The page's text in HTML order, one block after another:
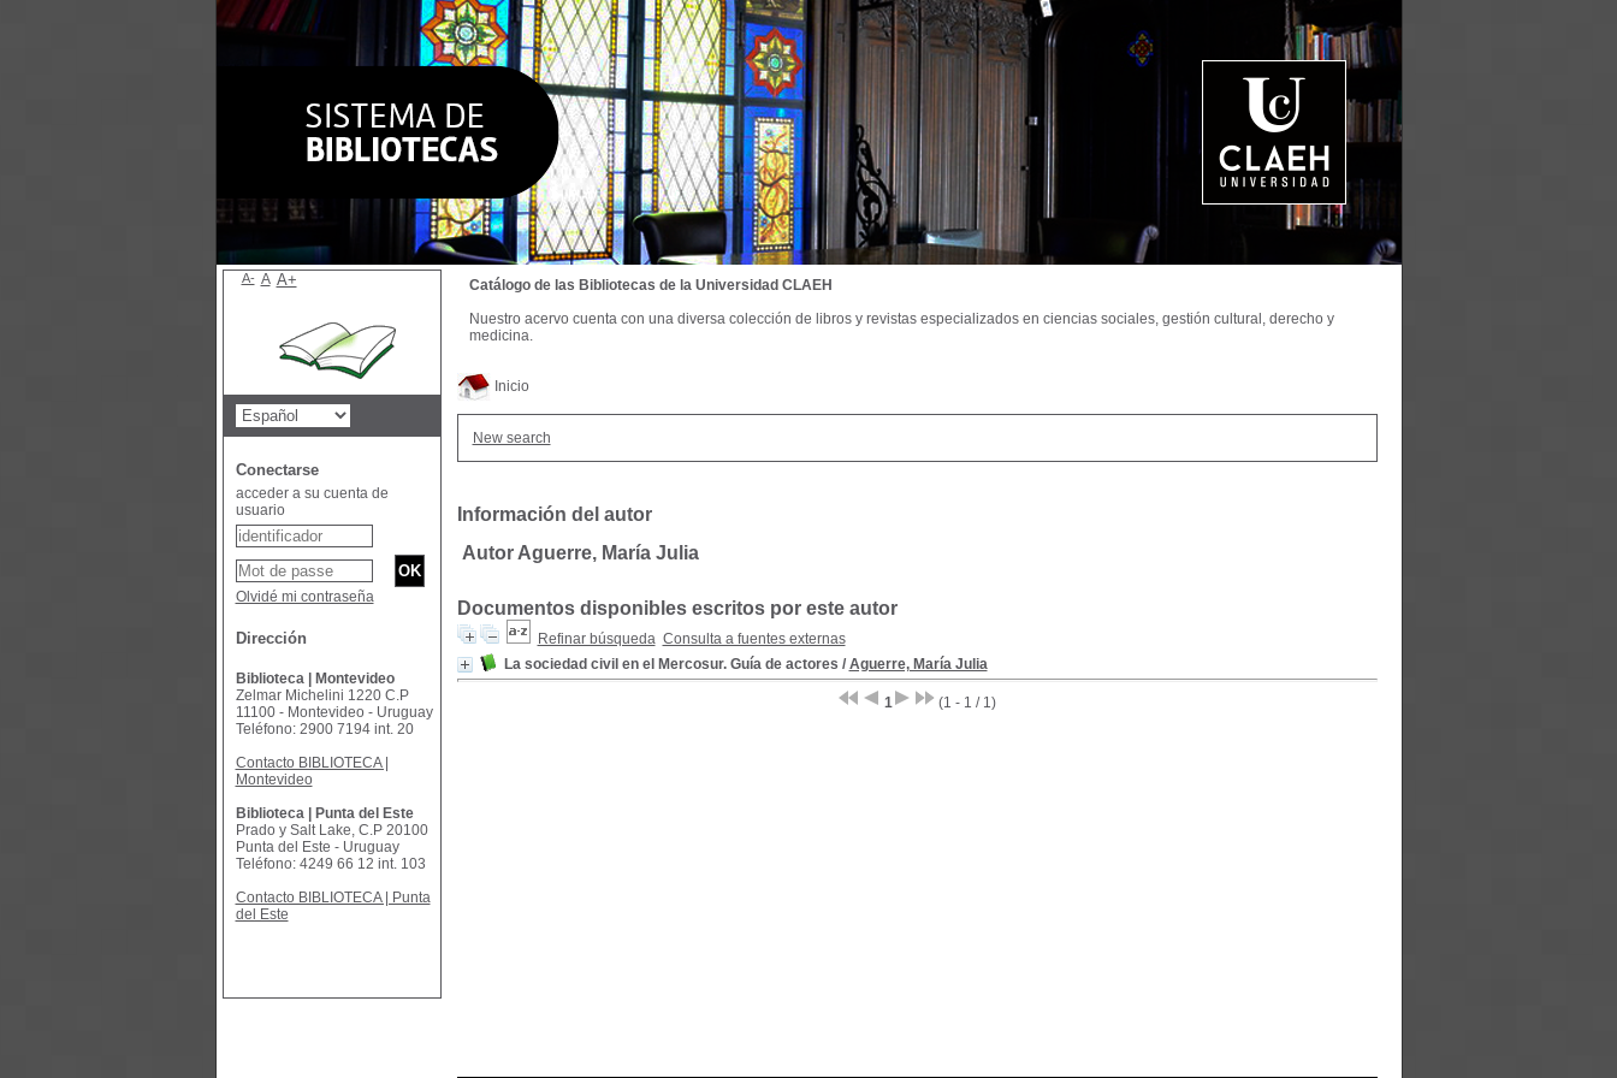
Inicio
New search
Información del autor
Autor Aguerre, María Julia
Documentos disponibles escritos por este autor
Refinar búsqueda Consulta a fuentes externas
La sociedad civil en el Mercosur. Guía de actores / Aguerre, María Julia
1 (1 - 1 / 1)
Catálogo de las Bibliotecas de la Universidad CLAEH
Nuestro acervo cuenta con una diversa colección de libros y revistas especializados en ciencias sociales, gestión cultural, derecho y
medicina.
A- A A+
Conectarse
acceder a su cuenta de
usuario
Olvidé mi contraseña
Dirección
Biblioteca | Montevideo
Zelmar Michelini 1220 C.P
11100 - Montevideo - Uruguay
Teléfono: 2900 7194 int. 20
Contacto BIBLIOTECA |
Montevideo
Biblioteca | Punta del Este
Prado y Salt Lake, C.P 20100
Punta del Este - Uruguay
Teléfono: 4249 66 12 int. 103
Contacto BIBLIOTECA | Punta
del Este